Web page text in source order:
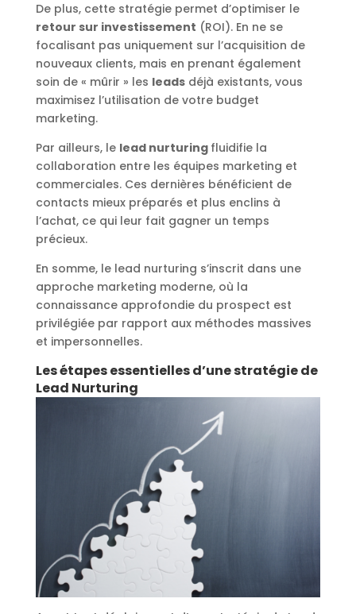
De plus, cette stratégie permet d’optimiser le
retour sur investissement (ROI). En ne se
focalisant pas uniquement sur l’acquisition de
nouveaux clients, mais en prenant également
soin de « mûrir » les leadsdéjà existants, vous
maximisez l’utilisation de votre budget
marketing.
Par ailleurs, le lead nurturing fluidifie la
collaboration entre les équipes marketing et
commerciales. Ces dernières bénéficient de
contacts mieux préparés et plus enclins à
l’achat, ce qui leur fait gagner un temps
précieux.
En somme, le lead nurturing s’inscrit dans une
approche marketing moderne, où la
connaissance approfondie du prospect est
privilégiée par rapport aux méthodes massives
et impersonnelles.
Les étapes essentielles d’une stratégie de
Lead Nurturing